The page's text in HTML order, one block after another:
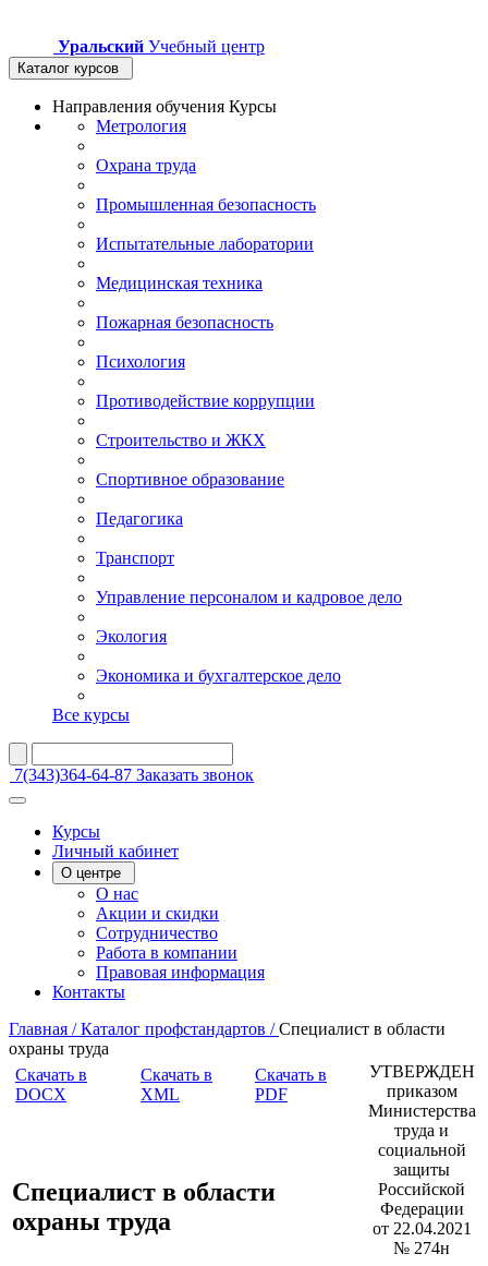
Уральский Учебный центр
Каталог курсов
Направления обучения Курсы
Метрология
Охрана труда
Промышленная безопасность
Испытательные лаборатории
Медицинская техника
Пожарная безопасность
Психология
Противодействие коррупции
Строительство и ЖКХ
Спортивное образование
Педагогика
Транспорт
Управление персоналом и кадровое дело
Экология
Экономика и бухгалтерское дело
Все курсы
7(343)364-64-87 Заказать звонок
Курсы
Личный кабинет
О центре
О нас
Акции и скидки
Сотрудничество
Работа в компании
Правовая информация
Контакты
Главная /Каталог профстандартов /Специалист в области
охраны труда
Скачать в
DOCX
Скачать в
XML
Скачать в
PDF
УТВЕРЖДЕН
приказом
Министерства
труда и
социальной
защиты
Российской
Федерации
от 22.04.2021
№ 274н
Специалист в области
охраны труда